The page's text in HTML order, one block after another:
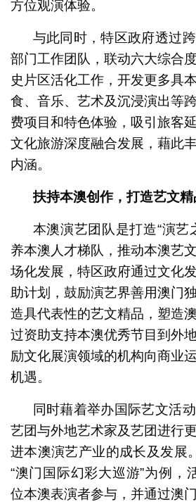
方位观演体验。
与此同时，特区政府透过
部门工作团队，联动六大综合
史片区活化工作，开发更多具
食、音乐、艺术及沉浸演出等
费项目和特色体验，吸引旅客
文化旅游深度融合发展，藉此
内涵。
扶持本澳创作，打造艺文精
本澳演艺团队是打造“演艺
养本澳人才梯队，推动本澳艺
场化发展，特区政府通过文化
助计划，鼓励演艺界善用澳门
造具代表性的艺文精品，塑造
过资助支持本澳优秀节目到外
励文化展演领域的机构向商业
机遇。
同时藉着举办国际艺文活
艺团与外地艺术家及艺团进行
进本澳演艺产业的成长及发展
“澳门国际幻彩大巡游”为例，
位本澳表演者参与，并通过澳